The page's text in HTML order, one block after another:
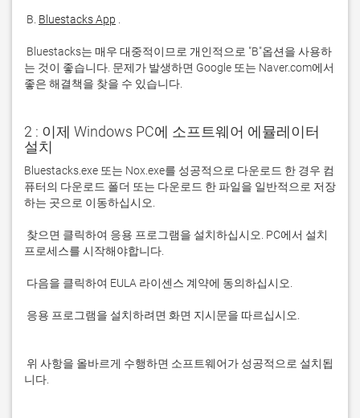
B. Bluestacks App
는 것이 좋습니다. 문제가 발생하면 Google 또는 Naver.com에서
좋은 해결책을 찾을 수 있습니다.
2 : 이제 Windows PC에 소프트웨어 에뮬레이터
설치
Bluestacks.exe 또는 Nox.exe를 성공적으로 다운로드 한 경우 컴
퓨터의 다운로드 폴더 또는 다운로드 한 파일을 일반적으로 저장
니다.